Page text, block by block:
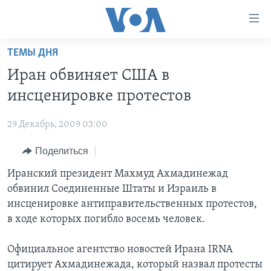
Перейти
основной
контент
навигации
Перейти
поиск
ПРОГРАММЫ
НОВОСТИ ЗА МИНУТУ
ИТОГИ
ПОЧЕМУ ЭТО ВАЖНО?
ДИСКУССИЯ VOA
ДЕТАЛИ
АМЕРИКА. БОЛЬШОЕ ПУТЕШЕСТВИЕ
УЧИМ АНГЛИЙСКИЙ
НАША АМЕРИКАНСКАЯ ИСТОРИЯ
А КАК В АМЕРИКЕ?
АРТЕФАКТЫ
АМЕРИКАНСКИЕ ГОРОДКИ
ЭКСПЕРТИЗА
ИНТЕРВЬЮ
ФАКТЫ ПРОТИВ ФЕЙКОВ
ЗА СВОБОДУ ПРЕССЫ
УЧИМ АНГЛИЙСКИЙ
ПОДПИСКА НА НОВОСТИ
ТЕМЫ ДНЯ
Иран обвиняет США в
инсценировке протестов
29 Декабрь, 2009 03:00
Поделиться
Иранский президент Махмуд Ахмадинежад
обвинил Соединенные Штаты и Израиль в
инсценировке антиправительственных протестов,
в ходе которых погибло восемь человек.
Официальное агентство новостей Ирана IRNA
цитирует Ахмадинежада, который назвал протесты